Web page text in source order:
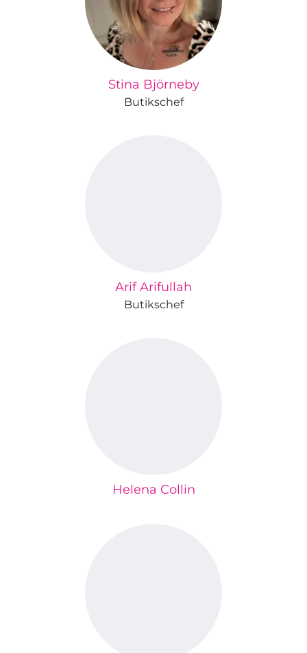
Stina Björneby
Butikschef
Arif Arifullah
Butikschef
Helena Collin